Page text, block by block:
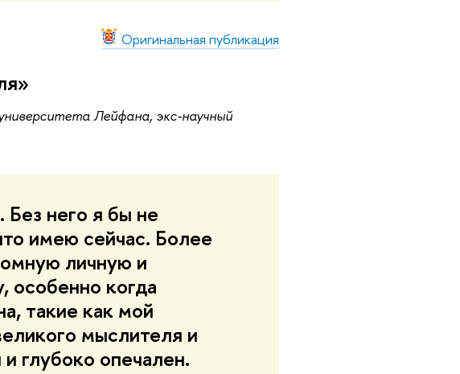
Оригинальная публикация
Лейфана, экс-научный
него я бы не
имею сейчас. Более
личную и
особенно когда
такие как мой
мыслителя и
глубоко опечален.